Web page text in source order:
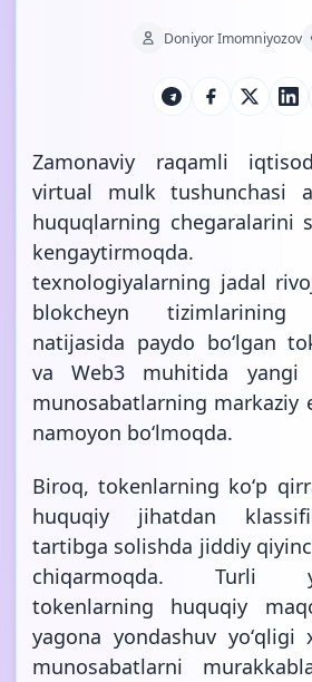
Doniyor Imomniyozov
Zamonaviy raqamli
virtual mulk tushunchasi
huquqlarning chegaralarini
kengaytirmoqda.
texnologiyalarning jadal
blokcheyn
natijasida paydo boʻlgan
va Web3 muhitida yangi
munosabatlarning markaziy
namoyon boʻlmoqda.
Biroq, tokenlarning koʻp
huquqiy jihatdan
tartibga solishda jiddiy
chiqarmoqda. Turli
tokenlarning huquqiy
yagona yondashuv yoʻqligi
munosabatlarni